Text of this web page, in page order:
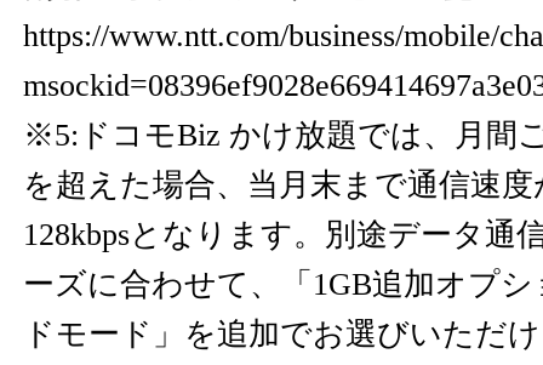
https://www.ntt.com/business/mobile/
※5:ドコモBiz かけ放題では、月間
を超えた場合、当月末まで通信速
128kbpsとなります。別途データ通
ーズに合わせて、「1GB追加オプ
ドモード」を追加でお選びいただ